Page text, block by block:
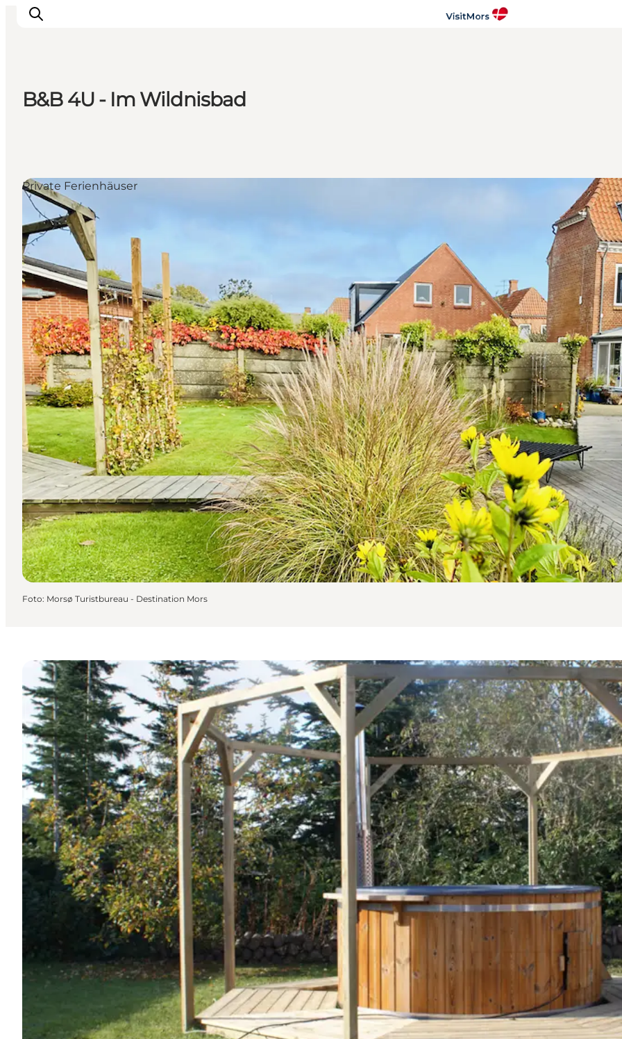
Unterkunft
Pauschalreisen / Urlaub
Planen Sie Ihre Reise
B&B 4U - Im Wildnisbad
Private Ferienhäuser
Foto: Morsø Turistbureau - Destination Mors